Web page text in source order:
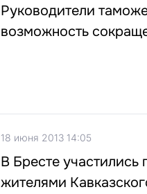
Руководители
возможность
18 июня 2013 14:05
В Бресте участились
жителями